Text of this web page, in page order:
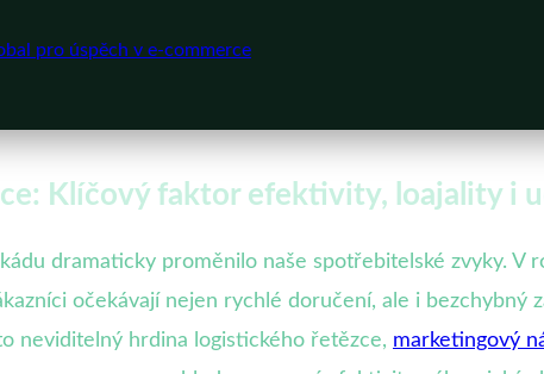
pro úspěch v e-commerce
Klíčový faktor efektivity, loajality i
dramaticky proměnilo naše spotřebitelské zvyky. V
očekávají nejen rychlé doručení, ale i bezchybný
neviditelný hrdina logistického řetězce, marketingový